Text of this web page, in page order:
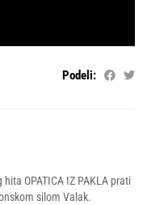
Podeli:
OPATICA IZ PAKLA prati
silom Valak.